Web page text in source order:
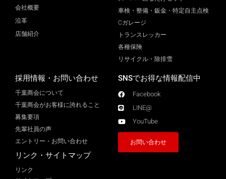
会社概要
沿革
店舗紹介
車検・整備・鈑金・特定自主点検
Cガレージ
トランスレッカー
各種保険
リサイクル・除排雪
採用情報・お問い合わせ
千葉商会について
千葉商会がお客様に誇れること​
募集要項
先輩社員の声
エントリー・お問い合わせ
リンク・サイトマップ
リンク
SNSでお得な情報配信中
Facebook
LINE@
YouTube
お問い合わせ